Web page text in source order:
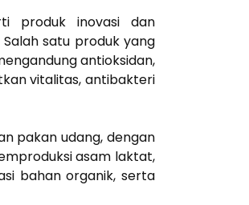
produk inovasi dan
satu produk yang
antioksidan,
vitalitas, antibakteri
pakan udang, dengan
asam laktat,
bahan organik, serta